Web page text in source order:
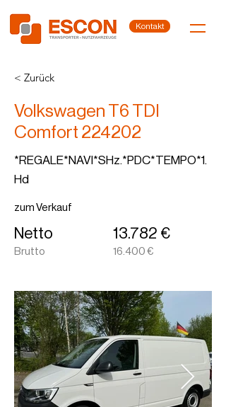
Kontakt
< Zurück
Volkswagen T6 TDI
Comfort 224202
*REGALE*NAVI*SHz.*PDC*TEMPO*1.
Hd
zum Verkauf
Netto 13.782 €
Brutto 16.400 €